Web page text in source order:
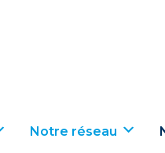
Notre réseau